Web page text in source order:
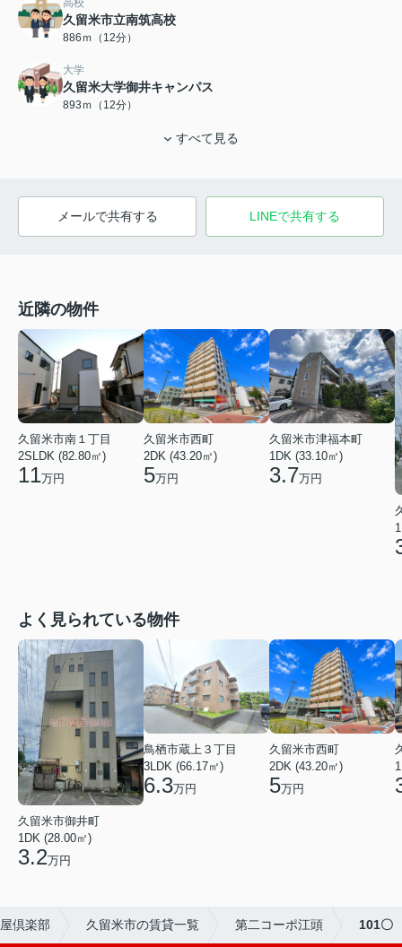
久留米市立南筑高校
886ｍ（12分）
大学
久留米大学御井キャンパス
893ｍ（12分）
すべて見る
メールで共有する LINEで共有する
近隣の物件
久留米市南１丁目
2SLDK (82.80㎡)
11万円
久留米市西町
2DK (43.20㎡)
5万円
久留米市津福本町
1DK (33.10㎡)
3.7万円
よく見られている物件
久留米市御井町
1DK (28.00㎡)
3.2万円
鳥栖市蔵上３丁目
3LDK (66.17㎡)
6.3万円
久留米市西町
2DK (43.20㎡)
5万円
倶楽部 久留米市の賃貸一覧 第二コーポ江頭 101〇